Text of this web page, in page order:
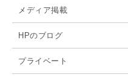
メディア掲載
HPのブログ
プライベート